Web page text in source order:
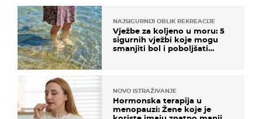
NAJSIGURNIJI OBLIK REKREACIJE
Vježbe za koljeno u moru: 5
sigurnih vježbi koje mogu
smanjiti bol i poboljšati
NOVO ISTRAŽIVANJE
Hormonska terapija u
menopauzi: Žene koje je